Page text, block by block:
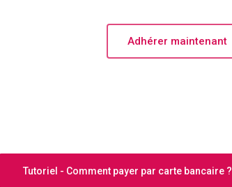
Adhérer maintenant
Tutoriel - Comment payer par carte bancaire ?